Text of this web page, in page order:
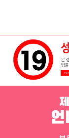
채용정보